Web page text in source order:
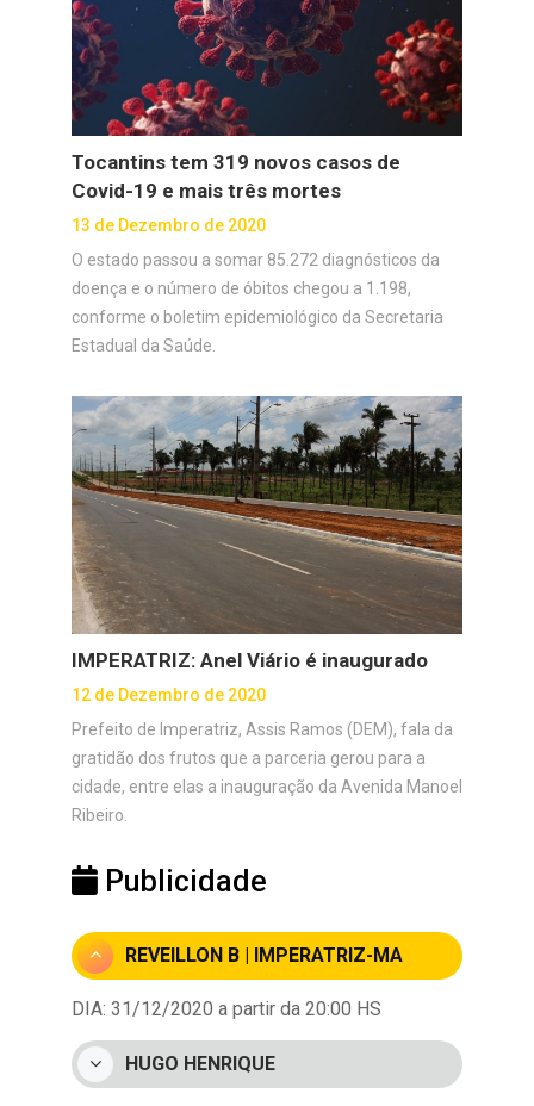
Tocantins tem 319 novos casos de
Covid-19 e mais três mortes
13 de Dezembro de 2020
O estado passou a somar 85.272 diagnósticos da
doença e o número de óbitos chegou a 1.198,
conforme o boletim epidemiológico da Secretaria
Estadual da Saúde.
IMPERATRIZ: Anel Viário é inaugurado
12 de Dezembro de 2020
Prefeito de Imperatriz, Assis Ramos (DEM), fala da
gratidão dos frutos que a parceria gerou para a
cidade, entre elas a inauguração da Avenida Manoel
Ribeiro.
Publicidade
REVEILLON B | IMPERATRIZ-MA
DIA: 31/12/2020 a partir da 20:00 HS
HUGO HENRIQUE